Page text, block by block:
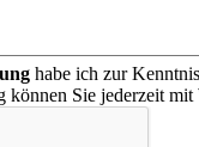
habe ich zur
Sie jederzeit